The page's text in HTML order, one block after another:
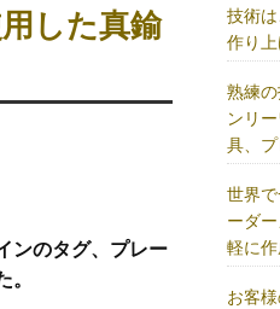
した真鍮
ンのタグ、プレー
技術
作り上
熟練
ンリ
具、プ
世界
ーダ
軽に作
お客